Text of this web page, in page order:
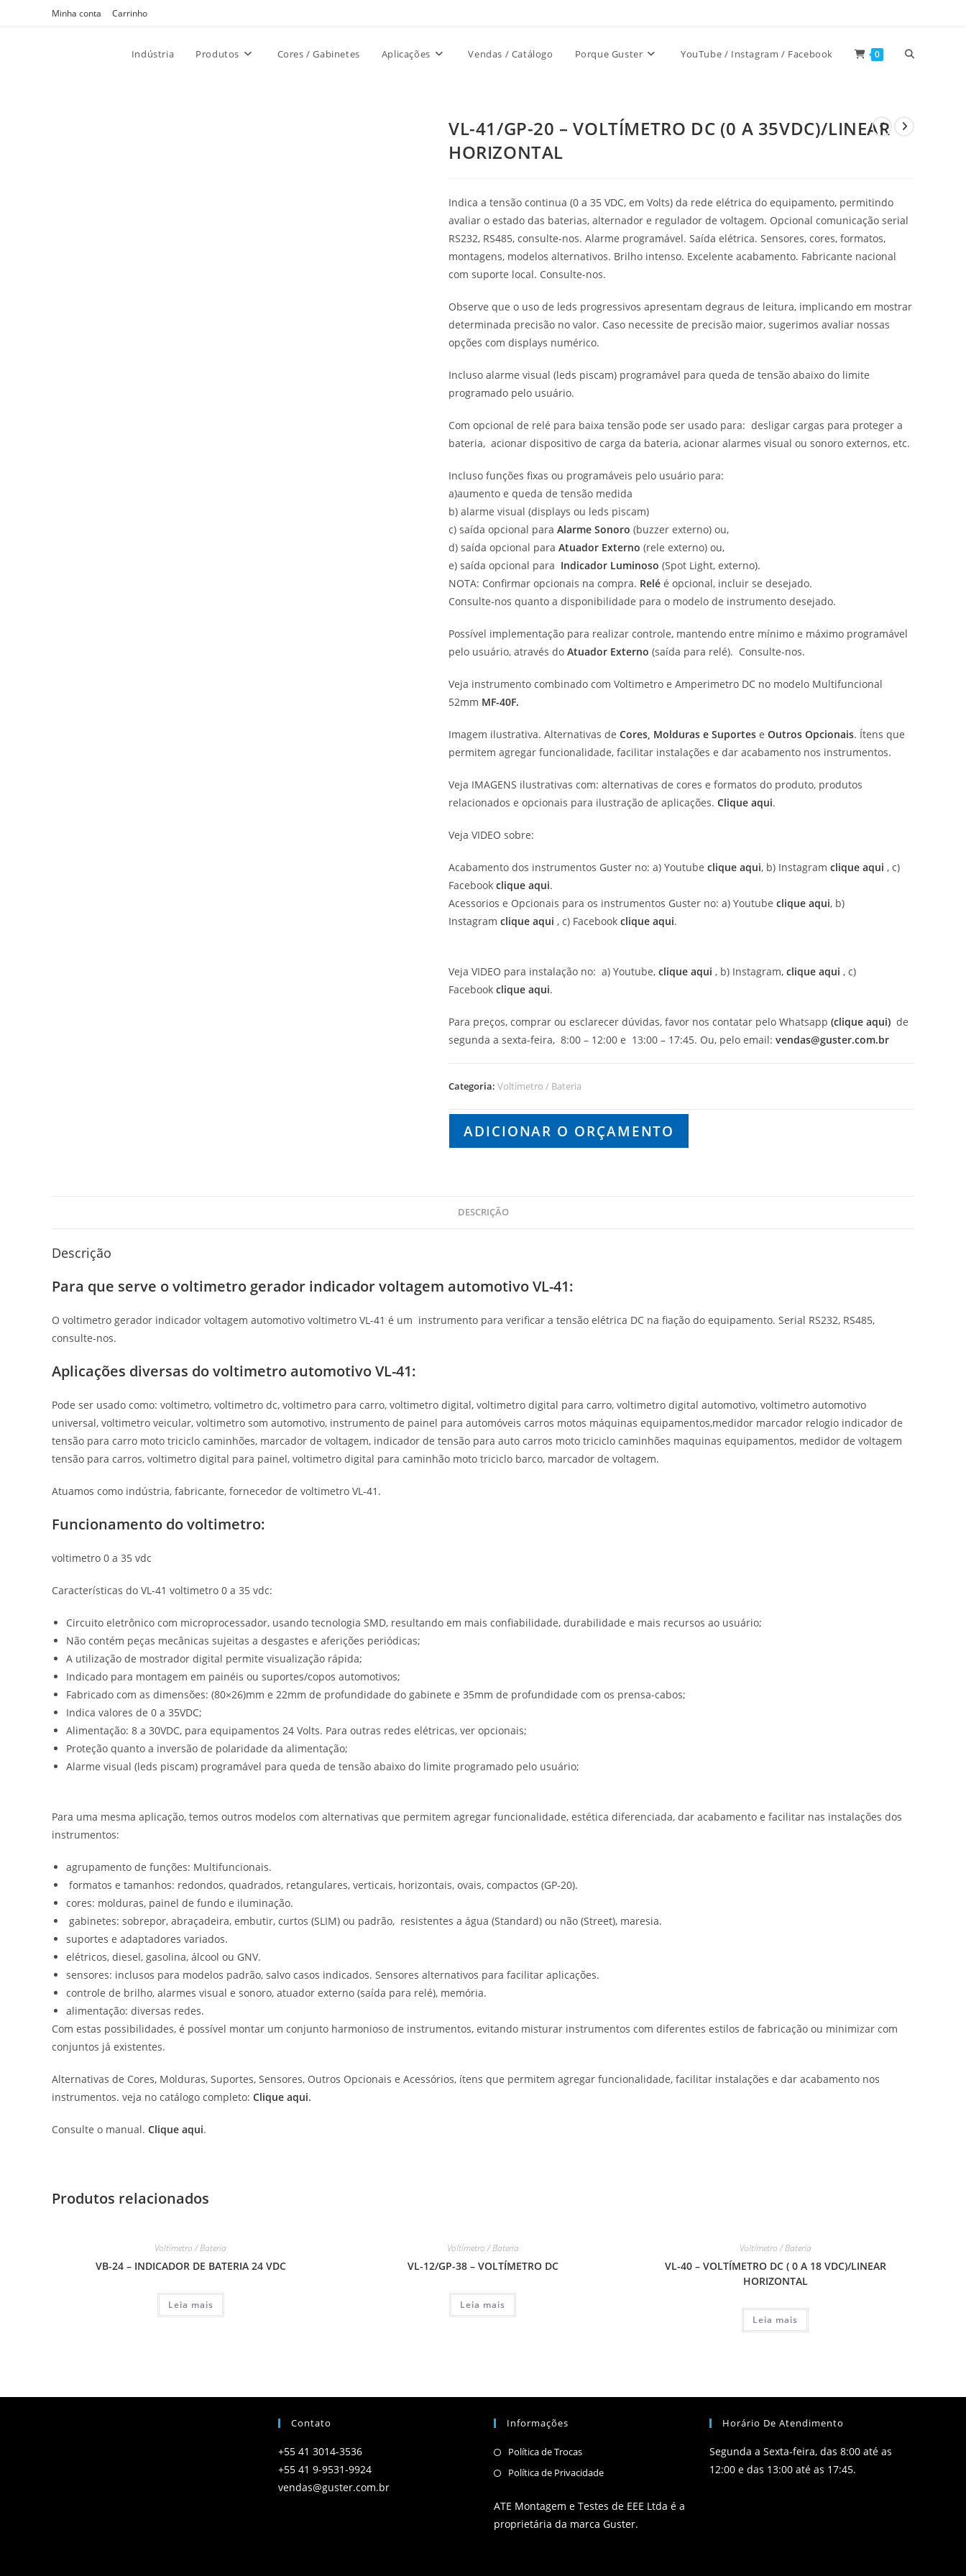
Minha conta Carrinho
Indústria Produtos Cores / Gabinetes Aplicações Vendas / Catálogo Porque Guster YouTube / Instagram / Facebook 0 Alternar
VL-41/GP-20 – VOLTÍMETRO DC (0 A 35VDC)/LINEAR
HORIZONTAL
Indica a tensão continua (0 a 35 VDC, em Volts) da rede elétrica do equipamento, permitindo
avaliar o estado das baterias, alternador e regulador de voltagem. Opcional comunicação serial
RS232, RS485, consulte-nos. Alarme programável. Saída elétrica. Sensores, cores, formatos,
montagens, modelos alternativos. Brilho intenso. Excelente acabamento. Fabricante nacional
com suporte local. Consulte-nos.
Observe que o uso de leds progressivos apresentam degraus de leitura, implicando em mostrar
determinada precisão no valor. Caso necessite de precisão maior, sugerimos avaliar nossas
opções com displays numérico.
Incluso alarme visual (leds piscam) programável para queda de tensão abaixo do limite
programado pelo usuário.
Com opcional de relé para baixa tensão pode ser usado para: desligar cargas para proteger a
bateria, acionar dispositivo de carga da bateria, acionar alarmes visual ou sonoro externos, etc.
Incluso funções fixas ou programáveis pelo usuário para:
a)aumento e queda de tensão medida
b) alarme visual (displays ou leds piscam)
c) saída opcional para Alarme Sonoro (buzzer externo) ou,
d) saída opcional para Atuador Externo (rele externo) ou,
e) saída opcional para Indicador Luminoso (Spot Light, externo).
NOTA: Confirmar opcionais na compra. Relé é opcional, incluir se desejado.
Consulte-nos quanto a disponibilidade para o modelo de instrumento desejado.
Possível implementação para realizar controle, mantendo entre mínimo e máximo programável
pelo usuário, através do Atuador Externo (saída para relé). Consulte-nos.
Veja instrumento combinado com Voltimetro e Amperimetro DC no modelo Multifuncional
52mm MF-40F.
Imagem ilustrativa. Alternativas de Cores, Molduras e Suportes e Outros Opcionais. Ítens que
permitem agregar funcionalidade, facilitar instalações e dar acabamento nos instrumentos.
Veja IMAGENS ilustrativas com: alternativas de cores e formatos do produto, produtos
relacionados e opcionais para ilustração de aplicações. Clique aqui.
Veja VIDEO sobre:
Acabamento dos instrumentos Guster no: a) Youtube clique aqui, b) Instagram clique aqui , c)
Facebook clique aqui.
Acessorios e Opcionais para os instrumentos Guster no: a) Youtube clique aqui, b)
Instagram clique aqui , c) Facebook clique aqui.
Veja VIDEO para instalação no: a) Youtube, clique aqui , b) Instagram, clique aqui , c)
Facebook clique aqui.
Para preços, comprar ou esclarecer dúvidas, favor nos contatar pelo Whatsapp (clique aqui) de
segunda a sexta-feira, 8:00 – 12:00 e 13:00 – 17:45. Ou, pelo email: vendas@guster.com.br
Categoria: Voltímetro / Bateria
ADICIONAR O ORÇAMENTO
DESCRIÇÃO
Descrição
Para que serve o voltimetro gerador indicador voltagem automotivo VL-41:
O voltimetro gerador indicador voltagem automotivo voltimetro VL-41 é um instrumento para verificar a tensão elétrica DC na fiação do equipamento. Serial RS232, RS485,
consulte-nos.
Aplicações diversas do voltimetro automotivo VL-41:
Pode ser usado como: voltimetro, voltimetro dc, voltimetro para carro, voltimetro digital, voltimetro digital para carro, voltimetro digital automotivo, voltimetro automotivo
universal, voltimetro veicular, voltimetro som automotivo, instrumento de painel para automóveis carros motos máquinas equipamentos,medidor marcador relogio indicador de
tensão para carro moto triciclo caminhões, marcador de voltagem, indicador de tensão para auto carros moto triciclo caminhões maquinas equipamentos, medidor de voltagem
tensão para carros, voltimetro digital para painel, voltimetro digital para caminhão moto triciclo barco, marcador de voltagem.
Atuamos como indústria, fabricante, fornecedor de voltimetro VL-41.
Funcionamento do voltimetro:
voltimetro 0 a 35 vdc
Características do VL-41 voltimetro 0 a 35 vdc:
Circuito eletrônico com microprocessador, usando tecnologia SMD, resultando em mais confiabilidade, durabilidade e mais recursos ao usuário;
Não contém peças mecânicas sujeitas a desgastes e aferições periódicas;
A utilização de mostrador digital permite visualização rápida;
Indicado para montagem em painéis ou suportes/copos automotivos;
Fabricado com as dimensões: (80×26)mm e 22mm de profundidade do gabinete e 35mm de profundidade com os prensa-cabos;
Indica valores de 0 a 35VDC;
Alimentação: 8 a 30VDC, para equipamentos 24 Volts. Para outras redes elétricas, ver opcionais;
Proteção quanto a inversão de polaridade da alimentação;
Alarme visual (leds piscam) programável para queda de tensão abaixo do limite programado pelo usuário;
Para uma mesma aplicação, temos outros modelos com alternativas que permitem agregar funcionalidade, estética diferenciada, dar acabamento e facilitar nas instalações dos
instrumentos:
agrupamento de funções: Multifuncionais.
formatos e tamanhos: redondos, quadrados, retangulares, verticais, horizontais, ovais, compactos (GP-20).
cores: molduras, painel de fundo e iluminação.
gabinetes: sobrepor, abraçadeira, embutir, curtos (SLIM) ou padrão, resistentes a água (Standard) ou não (Street), maresia.
suportes e adaptadores variados.
elétricos, diesel, gasolina, álcool ou GNV.
sensores: inclusos para modelos padrão, salvo casos indicados. Sensores alternativos para facilitar aplicações.
controle de brilho, alarmes visual e sonoro, atuador externo (saída para relé), memória.
alimentação: diversas redes.
Com estas possibilidades, é possível montar um conjunto harmonioso de instrumentos, evitando misturar instrumentos com diferentes estilos de fabricação ou minimizar com
conjuntos já existentes.
Alternativas de Cores, Molduras, Suportes, Sensores, Outros Opcionais e Acessórios, ítens que permitem agregar funcionalidade, facilitar instalações e dar acabamento nos
instrumentos. veja no catálogo completo: Clique aqui.
Consulte o manual. Clique aqui.
Produtos relacionados
Voltímetro / Bateria
VB-24 – INDICADOR DE BATERIA 24 VDC
Leia mais
Voltímetro / Bateria
VL-12/GP-38 – VOLTÍMETRO DC
Leia mais
Voltímetro / Bateria
VL-40 – VOLTÍMETRO DC ( 0 A 18 VDC)/LINEAR
HORIZONTAL
Leia mais
Contato
+55 41 3014-3536
+55 41 9-9531-9924
vendas@guster.com.br
Informações
Política de Trocas
Política de Privacidade
ATE Montagem e Testes de EEE Ltda é a
proprietária da marca Guster.
Horário De Atendimento
Segunda a Sexta-feira, das 8:00 até as
12:00 e das 13:00 até as 17:45.